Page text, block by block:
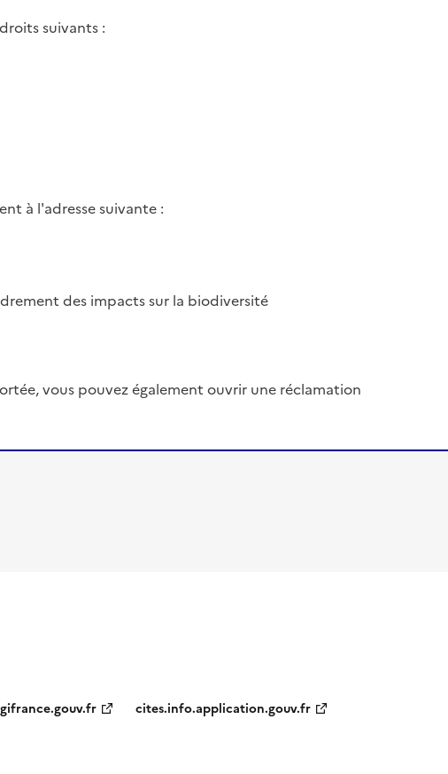
suivants :
à l'adresse suivante :
des impacts sur la biodiversité
vous pouvez également ouvrir une réclamation
cites.info.application.gouv.fr